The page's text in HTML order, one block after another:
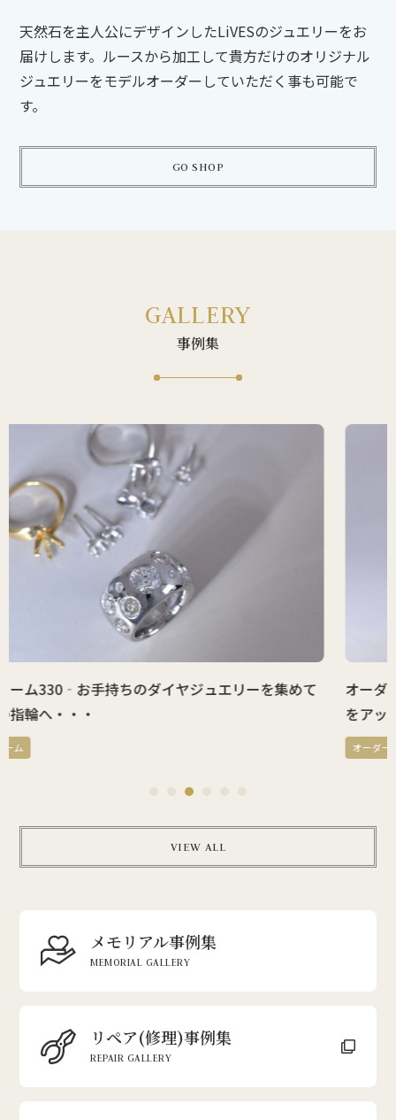
天然石を主人公にデザインしたLiVESのジュエリーをお
届けします。 ルースから加工して貴方だけのオリジナル
ジュエリーをモデルオーダーしていただく事も可能で
す。
GO SHOP
GALLERY
事例集
オーダーメイド323‐ステンレスワイヤーブレスレット
をアップデート
VIEW ALL
メモリアル事例集
MEMORIAL GALLERY
リペア(修理)事例集
REPAIR GALLERY